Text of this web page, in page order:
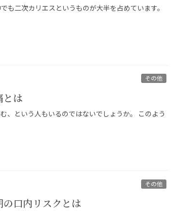
も二次カリエスというものが大半を占めています。
その他
とは
、という人もいるのではないでしょうか。 このよう
その他
口内リスクとは